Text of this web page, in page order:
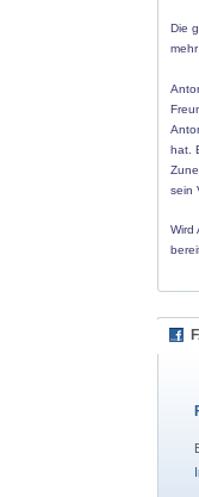
Die
hat.
sein
Wird